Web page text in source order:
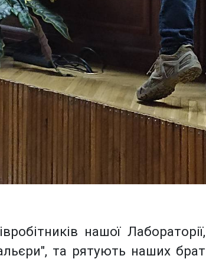
нашої
та рятують наших